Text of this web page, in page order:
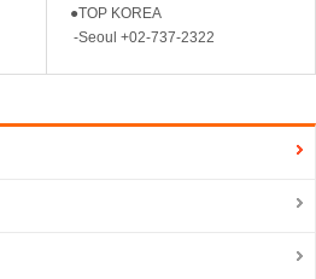
●TOP KOREA
-Seoul +02-737-2322